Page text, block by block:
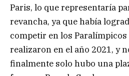
Paris, lo que representaría
revancha, ya que había
competir en los Paralímpicos
realizaron en el año 2021, y
finalmente solo hubo una